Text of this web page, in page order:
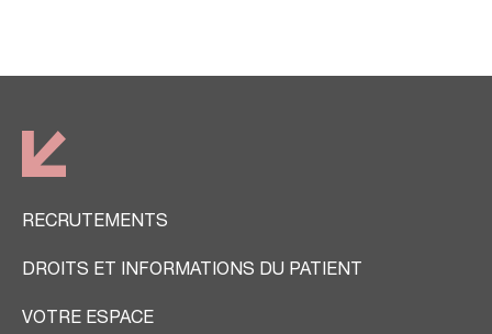
RECRUTEMENTS
DROITS ET INFORMATIONS DU PATIENT
VOTRE ESPACE